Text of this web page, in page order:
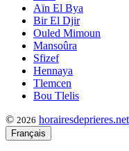
Aïn El Bya
Bir El Djir
Ouled Mimoun
Mansoûra
Sfizef
Hennaya
Tlemcen
Bou Tlelis
© 2026 horairesdeprieres.net
Français